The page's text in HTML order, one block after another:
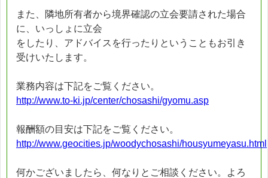
また、隣地所有者から境界確認の立会要請された場合
に、いっしょに立会
をしたり、アドバイスを行ったりということもお引き
受けいたします。
業務内容は下記をご覧ください。
http://www.to-ki.jp/center/chosashi/gyomu.asp
報酬額の目安は下記をご覧ください。
http://www.geocities.jp/woodychosashi/housyumeyasu.html
何かございましたら、何なりとご相談ください。よろ